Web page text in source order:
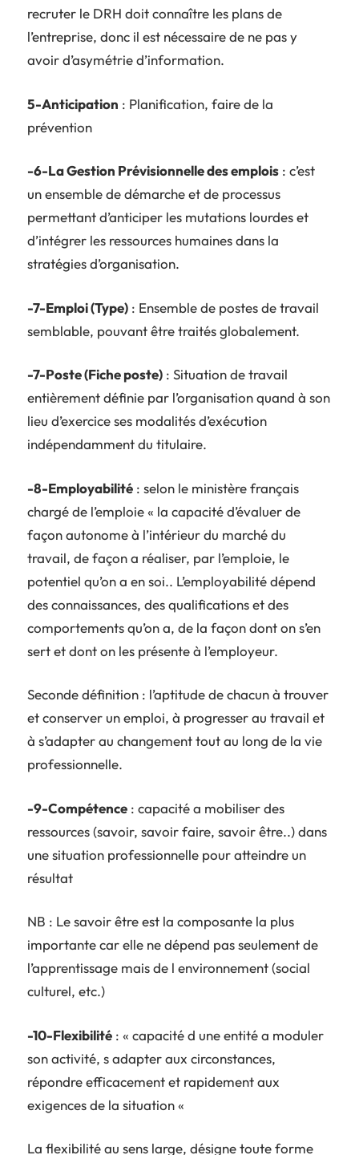
recruter le DRH doit connaître les plans de
l’entreprise, donc il est nécessaire de ne pas y
avoir d’asymétrie d’information.
5-Anticipation : Planification, faire de la
prévention
-6-La Gestion Prévisionnelle des emplois : c’est
un ensemble de démarche et de processus
permettant d’anticiper les mutations lourdes et
d’intégrer les ressources humaines dans la
stratégies d’organisation.
-7-Emploi (Type) : Ensemble de postes de travail
semblable, pouvant être traités globalement.
-7-Poste (Fiche poste) : Situation de travail
entièrement définie par l’organisation quand à son
lieu d’exercice ses modalités d’exécution
indépendamment du titulaire.
-8-Employabilité : selon le ministère français
chargé de l’emploie « la capacité d’évaluer de
façon autonome à l’intérieur du marché du
travail, de façon a réaliser, par l’emploie, le
potentiel qu’on a en soi.. L’employabilité dépend
des connaissances, des qualifications et des
comportements qu’on a, de la façon dont on s’en
sert et dont on les présente à l’employeur.
Seconde définition : l’aptitude de chacun à trouver
et conserver un emploi, à progresser au travail et
à s’adapter au changement tout au long de la vie
professionnelle.
-9-Compétence : capacité a mobiliser des
ressources (savoir, savoir faire, savoir être..) dans
une situation professionnelle pour atteindre un
résultat
NB : Le savoir être est la composante la plus
importante car elle ne dépend pas seulement de
l’apprentissage mais de l environnement (social
culturel, etc.)
-10-Flexibilité : « capacité d une entité a moduler
son activité, s adapter aux circonstances,
répondre efficacement et rapidement aux
exigences de la situation «
La flexibilité au sens large, désigne toute forme